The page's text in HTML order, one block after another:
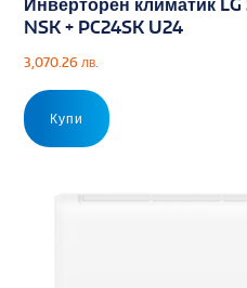
NSK + PC24SK U24
3,070.26 лв.
Купи